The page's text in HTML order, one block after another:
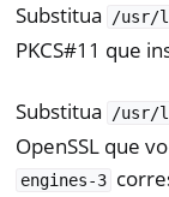
Substitua /usr/
PKCS#11 que
Substitua /usr/
OpenSSL que
engines-3